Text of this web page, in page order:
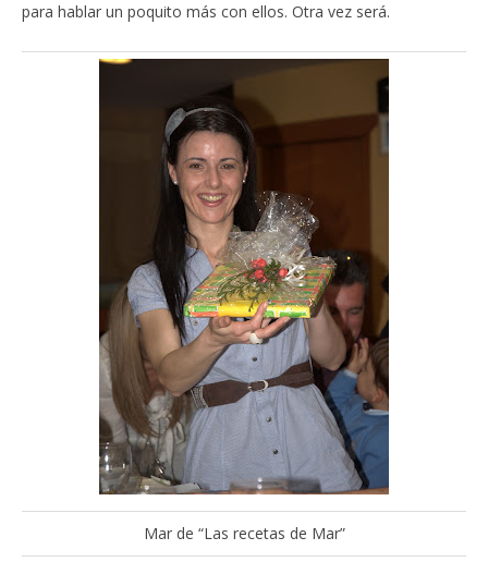
para hablar un poquito más con ellos. Otra vez será.
Mar de “Las recetas de Mar”